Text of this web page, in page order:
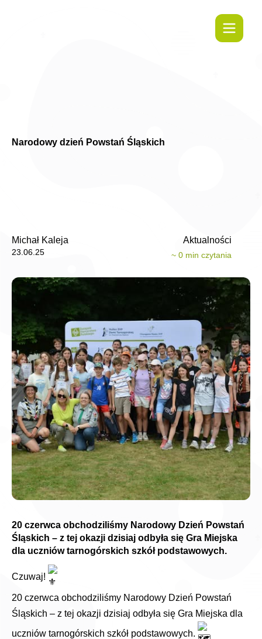
Narodowy dzień Powstań Śląskich
Michał Kaleja
23.06.25
Aktualności
~ 0 min czytania
20 czerwca obchodziliśmy Narodowy Dzień Powstań
Śląskich – z tej okazji dzisiaj odbyła się Gra Miejska
dla uczniów tarnogórskich szkół podstawowych.
Czuwaj!
20 czerwca obchodziliśmy Narodowy Dzień Powstań
Śląskich – z tej okazji dzisiaj odbyła się Gra Miejska dla
uczniów tarnogórskich szkół podstawowych.